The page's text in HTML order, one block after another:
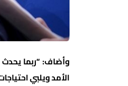
وأضاف: “ربما
الأمد ويلبي